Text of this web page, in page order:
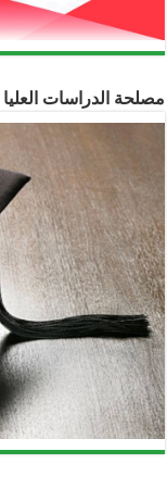
مصلحة الدراسات العليا